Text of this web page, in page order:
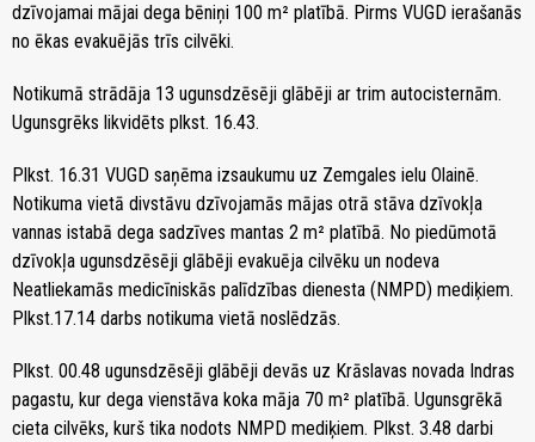
dzīvojamai mājai dega bēniņi 100 m² platībā. Pirms VUGD ierašanās
no ēkas evakuējās trīs cilvēki.
Notikumā strādāja 13 ugunsdzēsēji glābēji ar trim autocisternām.
Ugunsgrēks likvidēts plkst. 16.43.
Plkst. 16.31 VUGD saņēma izsaukumu uz Zemgales ielu Olainē.
Notikuma vietā divstāvu dzīvojamās mājas otrā stāva dzīvokļa
vannas istabā dega sadzīves mantas 2 m² platībā. No piedūmotā
dzīvokļa ugunsdzēsēji glābēji evakuēja cilvēku un nodeva
Neatliekamās medicīniskās palīdzības dienesta (NMPD) mediķiem.
Plkst.17.14 darbs notikuma vietā noslēdzās.
Plkst. 00.48 ugunsdzēsēji glābēji devās uz Krāslavas novada Indras
pagastu, kur dega vienstāva koka māja 70 m² platībā. Ugunsgrēkā
cieta cilvēks, kurš tika nodots NMPD mediķiem. Plkst. 3.48 darbi